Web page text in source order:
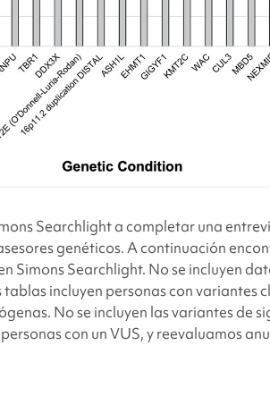
Searchlighta completar una
genéticos. A continuación
Simons Searchlight. No se incluyen
incluyen personas con variantes
No se incluyen las variantes de
con un VUS, y reevaluamos